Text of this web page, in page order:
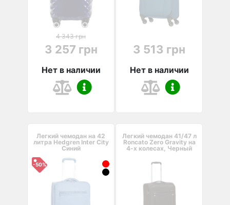
4 343 грн
3 257 грн
Нет в наличии
3 513 грн
Нет в наличии
Легкий чемодан на 42
литра Hedgren Inter City
Синий
-50%
Легкий чемодан 41/47 л
Roncato Zero Gravity на
4-х колесах, Черный